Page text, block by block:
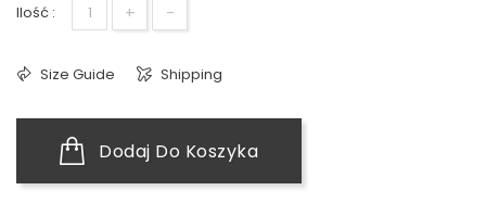
Ilość : + -
Size Guide Shipping
Dodaj Do Koszyka